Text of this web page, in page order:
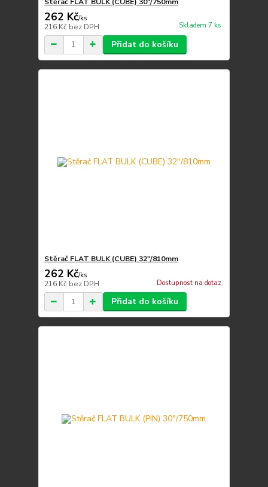
262 Kč/ks
216 Kč bez DPH Skladem 7 ks
Přidat do košíku
Stěrač FLAT BULK (CUBE) 32"/810mm
262 Kč/ks
216 Kč bez DPH Dostupnost na dotaz
Přidat do košíku